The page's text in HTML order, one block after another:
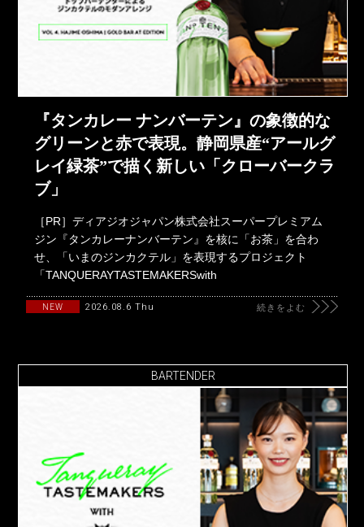
『タンカレー ナンバーテン』の象徴的な
グリーンと赤で表現。静岡県産“アールグ
レイ緑茶”で描く新しい「クローバークラ
ブ」
［PR］ディアジオジャパン株式会社スーパープレミアム
ジン『タンカレーナンバーテン』を核に「お茶」を合わ
せ、「いまのジンカクテル」を表現するプロジェクト
「TANQUERAYTASTEMAKERSwith
NEW 2026.08.6 Thu 続きをよむ
BARTENDER